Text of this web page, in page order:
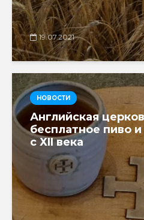
19.07.2021
НОВОСТИ
Английская
бесплатное пиво
с ХII века